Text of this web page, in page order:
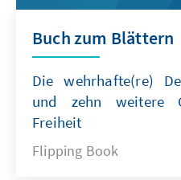
Buch zum Blättern
Die wehrhafte(re)
und zehn weitere
Freiheit
Flipping Book